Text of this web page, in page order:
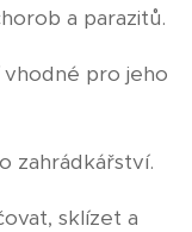
a parazitů.
pro jeho
zahrádkářství.
sklízet a